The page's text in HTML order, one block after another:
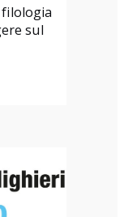
filologia
sul